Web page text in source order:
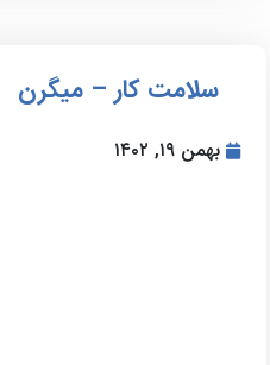
سلامت کار – میگرن
بهمن ۱۹, ۱۴۰۲